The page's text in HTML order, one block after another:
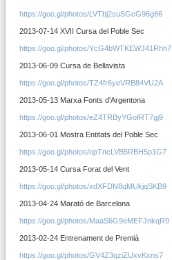
https://goo.gl/photos/LVTbj2suSGcG96g66
2013-07-14 XVII Cursa del Poble Sec
https://goo.gl/photos/YcG4bWTKEWJ41Rhh7
2013-06-09 Cursa de Bellavista
https://goo.gl/photos/TZ4fr6yeVRB84VU2A
2013-05-13 Marxa Fonts d'Argentona
https://goo.gl/photos/eZ4TRByYGofRT7gj9
2013-06-01 Mostra Entitats del Poble Sec
https://goo.gl/photos/opTncLVB5RBH5p1G7
2013-05-14 Cursa Forat del Vent
https://goo.gl/photos/xdXFDN8qMUkjqSKB9
2013-04-24 Marató de Barcelona
https://goo.gl/photos/MaaS6G9eMEFJnkqR9
2013-02-24 Entrenament de Premià
https://goo.gl/photos/GV4Z3qziZUxvKxns7